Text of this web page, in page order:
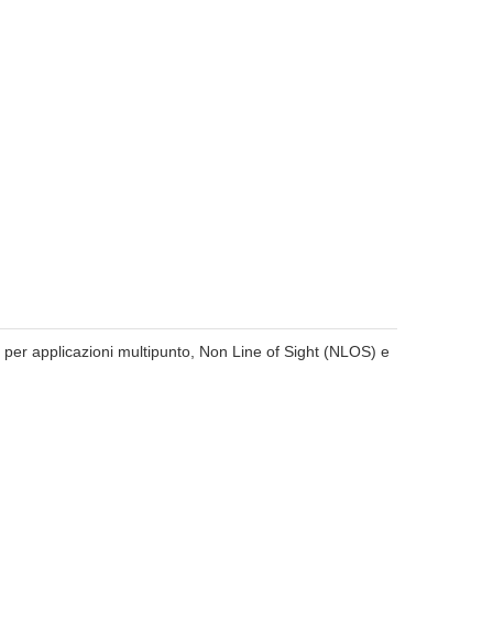
applicazioni multipunto, Non Line of Sight (NLOS) e